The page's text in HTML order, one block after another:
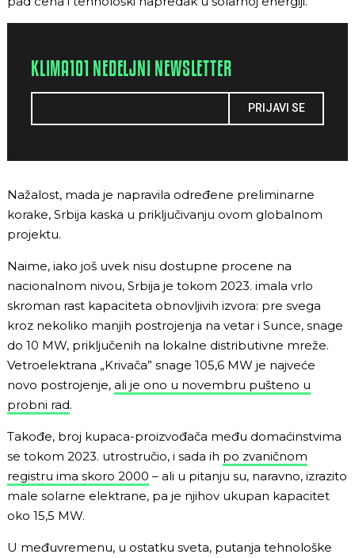
KLIMA101 NEDELJNI NEWSLETTER
PRIJAVI SE
Nažalost, mada je napravila određene preliminarne
korake, Srbija kaska u priključivanju ovom globalnom
projektu.
Naime, iako još uvek nisu dostupne procene na
nacionalnom nivou, Srbija je tokom 2023. imala vrlo
skroman rast kapaciteta obnovljivih izvora: pre svega
kroz nekoliko manjih postrojenja na vetar i Sunce, snage
do 10 MW, priključenih na lokalne distributivne mreže.
Vetroelektrana „Krivača” snage 105,6 MW je najveće
novo postrojenje, ali je ono u novembru pušteno u
probni rad.
Takođe, broj kupaca-proizvođača među domaćinstvima
se tokom 2023. utrostručio, i sada ih po zvaničnom
registru ima skoro 2000 – ali u pitanju su, naravno, izrazito
male solarne elektrane, pa je njihov ukupan kapacitet
oko 15,5 MW.
U međuvremenu, u ostatku sveta, putanja tehnološke